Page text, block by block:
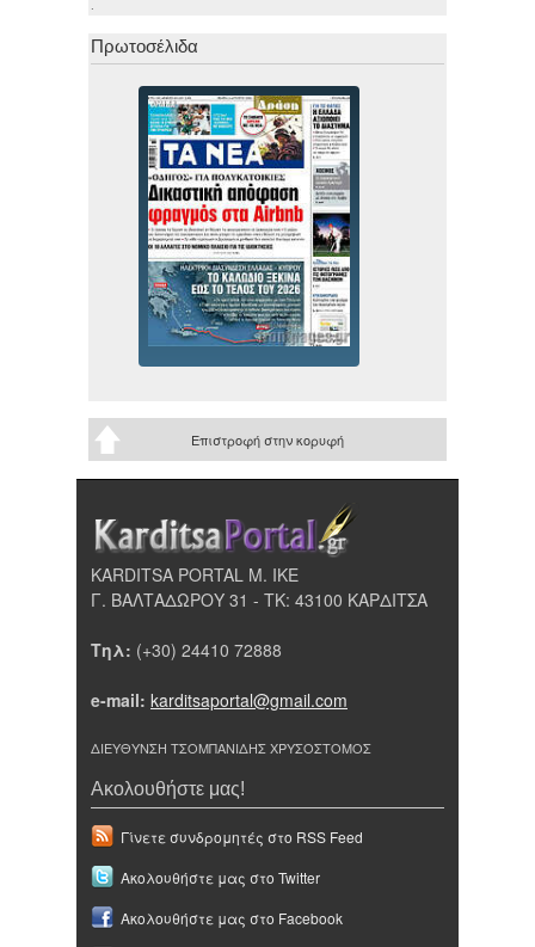
.
Πρωτοσέλιδα
Επιστροφή στην κορυφή
KARDITSA PORTAL Μ. ΙΚΕ
Γ. ΒΑΛΤΑΔΩΡΟΥ 31 - ΤΚ: 43100 ΚΑΡΔΙΤΣΑ
Τηλ: (+30) 24410 72888
e-mail: karditsaportal@gmail.com
ΔΙΕΥΘΥΝΣΗ ΤΣΟΜΠΑΝΙΔΗΣ ΧΡΥΣΟΣΤΟΜΟΣ
Ακολουθήστε μας!
Γίνετε συνδρομητές στο RSS Feed
Ακολουθήστε μας στο Twitter
Ακολουθήστε μας στο Facebook